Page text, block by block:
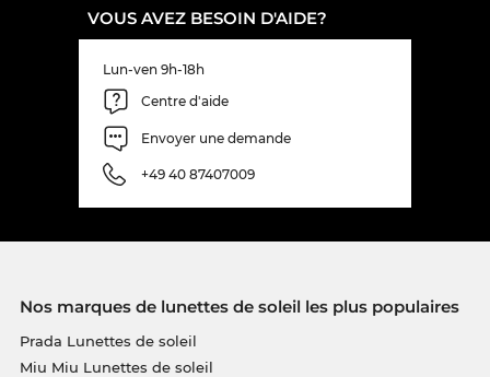
VOUS AVEZ BESOIN D'AIDE?
Lun-ven 9h-18h
Centre d'aide
Envoyer une demande
+49 40 87407009
Nos marques de lunettes de soleil les plus populaires
Prada Lunettes de soleil
Miu Miu Lunettes de soleil